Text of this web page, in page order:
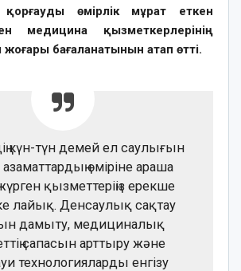
өмірлік мұрат еткен
медицина қызметкерлерінің
жоғары бағаланатынын атап өтті.
күн-түн демей ел саулығын
азаматтардың өміріне араша
қызметтеріңіз ерекше
лайық. Денсаулық сақтау
дамыту, медициналық
сапасын арттыру және
технологияларды енгізу